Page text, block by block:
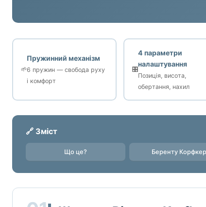
🌱
Пружинний механізм
6 пружин — свобода руху
і комфорт
🎛️
4 параметри
налаштування
Позиція, висота,
обертання, нахил
🔗 Зміст
Що це? Беренту Корфкер